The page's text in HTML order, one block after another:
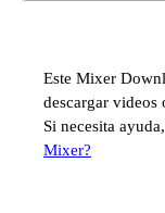
Este Mixer
descargar videos
Si necesita
Mixer?